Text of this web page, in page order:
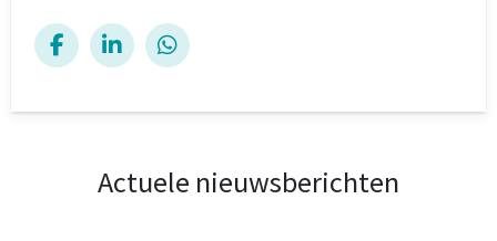
Actuele nieuwsberichten